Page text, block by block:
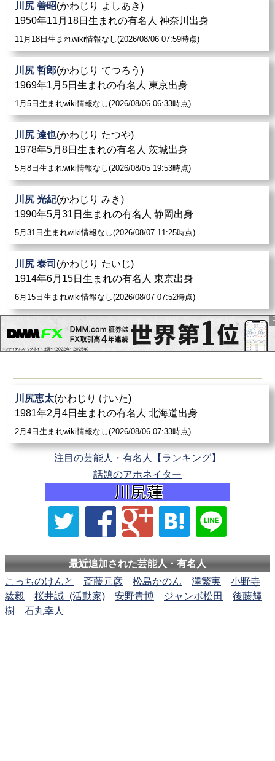
川尻 善昭(かわじり よしあき)
1950年11月18日生まれの有名人 神奈川出身
11月18日生まれwiki情報なし(2026/08/06 07:59時点)
川尻 哲郎(かわじり てつろう)
1969年1月5日生まれの有名人 東京出身
1月5日生まれwiki情報なし(2026/08/06 06:33時点)
川尻 達也(かわじり たつや)
1978年5月8日生まれの有名人 茨城出身
5月8日生まれwiki情報なし(2026/08/05 19:53時点)
川尻 光紀(かわじり みき)
1990年5月31日生まれの有名人 静岡出身
5月31日生まれwiki情報なし(2026/08/07 11:25時点)
川尻 泰司 (かわじり たいじ)
1914年6月15日生まれの有名人 東京出身
6月15日生まれwiki情報なし(2026/08/07 07:52時点)
川尻恵太(かわじり けいた)
1981年2月4日生まれの有名人 北海道出身
2月4日生まれwiki情報なし(2026/08/06 07:33時点)
注目の芸能人・有名人【ランキング】
話題のアホネイター
最近追加された芸能人・有名人
こっちのけんと
斎藤元彦 松島かのん 澤繁実
小野寺
紘毅
桜井誠_(活動家) 安野貴博 ジャンボ松田
後藤輝
樹
石丸幸人